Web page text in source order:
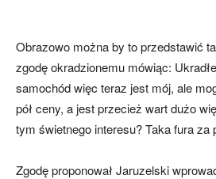
Obrazowo można by to przedstawić
zgodę okradzionemu mówiąc:
samochód więc teraz jest mój, ale
pół ceny, a jest przecież wart dużo
tym świetnego interesu? Taka fura za
Zgodę proponował Jaruzelski